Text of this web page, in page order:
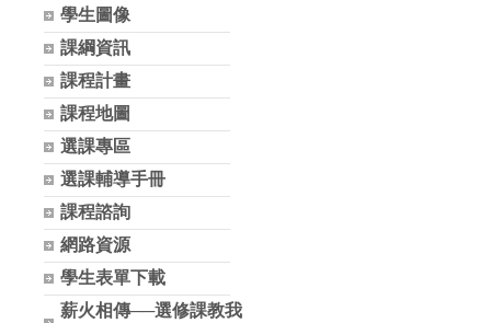
學生圖像
課綱資訊
課程計畫
課程地圖
選課專區
選課輔導手冊
課程諮詢
網路資源
學生表單下載
薪火相傳──選修課教我